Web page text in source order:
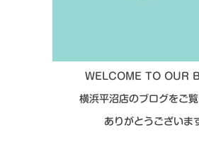
キャンペーン・コラボ情報
家づくりの知識
WELCOME TO OUR
横浜平沼店のブログをご
ありがとうございま